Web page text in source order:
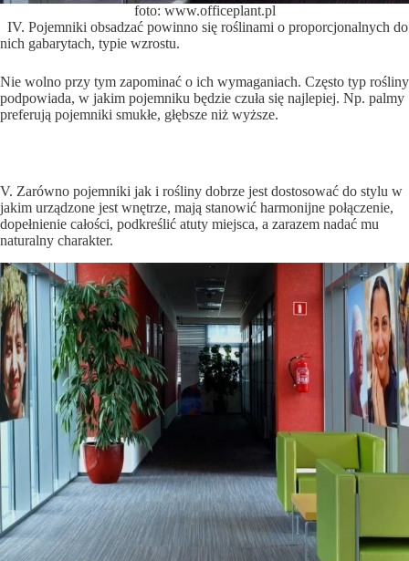
foto: www.officeplant.pl
IV. Pojemniki obsadzać powinno się roślinami o proporcjonalnych do
nich gabarytach, typie wzrostu.
Nie wolno przy tym zapominać o ich wymaganiach. Często typ rośliny
podpowiada, w jakim pojemniku będzie czuła się najlepiej. Np. palmy
preferują pojemniki smukłe, głębsze niż wyższe.
V. Zarówno pojemniki jak i rośliny dobrze jest dostosować do stylu w
jakim urządzone jest wnętrze, mają stanowić harmonijne połączenie,
dopełnienie całości, podkreślić atuty miejsca, a zarazem nadać mu
naturalny charakter.